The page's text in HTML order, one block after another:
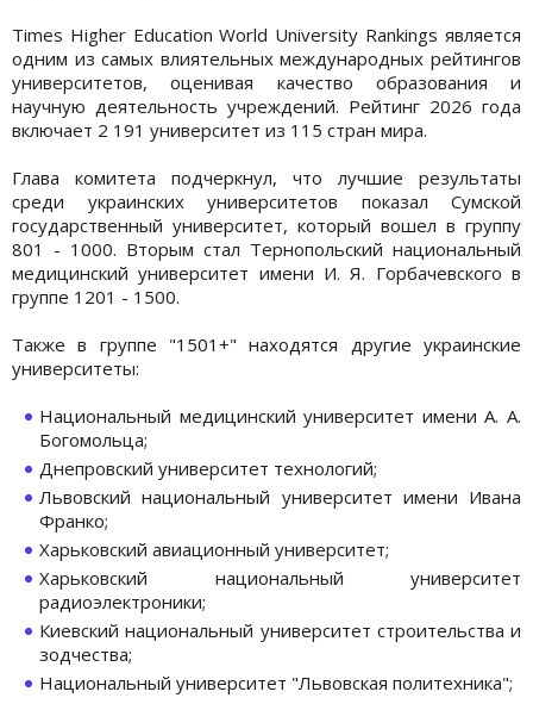
Times Higher Education World University Rankings является
одним из самых влиятельных международных рейтингов
университетов, оценивая качество образования и
научную деятельность учреждений. Рейтинг 2026 года
включает 2 191 университет из 115 стран мира.
Глава комитета подчеркнул, что лучшие результаты
среди украинских университетов показал Сумской
государственный университет, который вошел в группу
801 - 1000. Вторым стал Тернопольский национальный
медицинский университет имени И. Я. Горбачевского в
группе 1201 - 1500.
Также в группе "1501+" находятся другие украинские
университеты:
Национальный медицинский университет имени А. А.
Богомольца;
Днепровский университет технологий;
Львовский национальный университет имени Ивана
Франко;
Харьковский авиационный университет;
Харьковский национальный университет
радиоэлектроники;
Киевский национальный университет строительства и
зодчества;
Национальный университет "Львовская политехника";